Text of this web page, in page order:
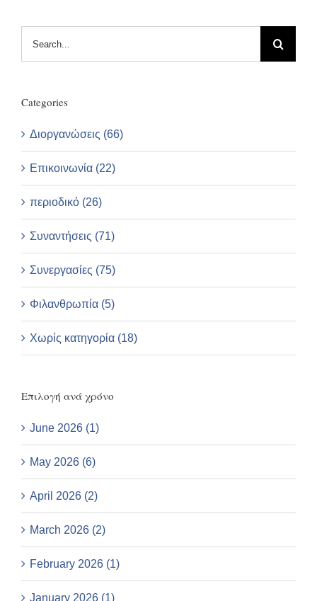
Categories
Διοργανώσεις (66)
Επικοινωνία (22)
περιοδικό (26)
Συναντήσεις (71)
Συνεργασίες (75)
Φιλανθρωπία (5)
Χωρίς κατηγορία (18)
Επιλογή ανά χρόνο
June 2026 (1)
May 2026 (6)
April 2026 (2)
March 2026 (2)
February 2026 (1)
January 2026 (1)